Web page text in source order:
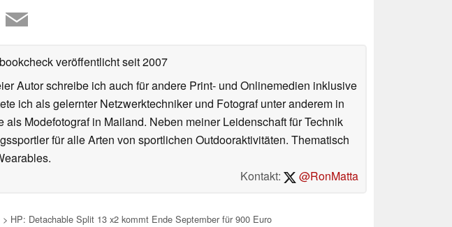
veröffentlichtseit 2007
Autor schreibe ich auch für andere Print- und Onlinemedien inklusive
ich als gelernter Netzwerktechniker und Fotograf unter anderem in
Modefotograf in Mailand. Neben meiner Leidenschaft für Technik
für alle Arten von sportlichen Outdooraktivitäten. Thematisch
Kontakt:
@RonMatta
> HP: Detachable Split 13 x2 kommt Ende September für 900 Euro